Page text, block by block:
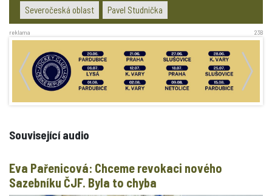
Severočeská oblast
Pavel Studnička
reklama 23B
Související audio
Eva Pařenicová: Chceme revokaci nového
Sazebníku ČJF. Byla to chyba